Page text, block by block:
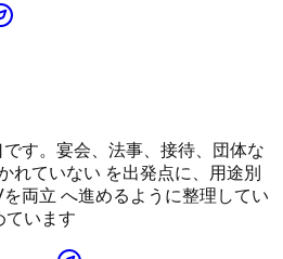
す。宴会、法事、接待、団体な
れていない を出発点に、用途別
両立 へ進めるように整理してい
ています